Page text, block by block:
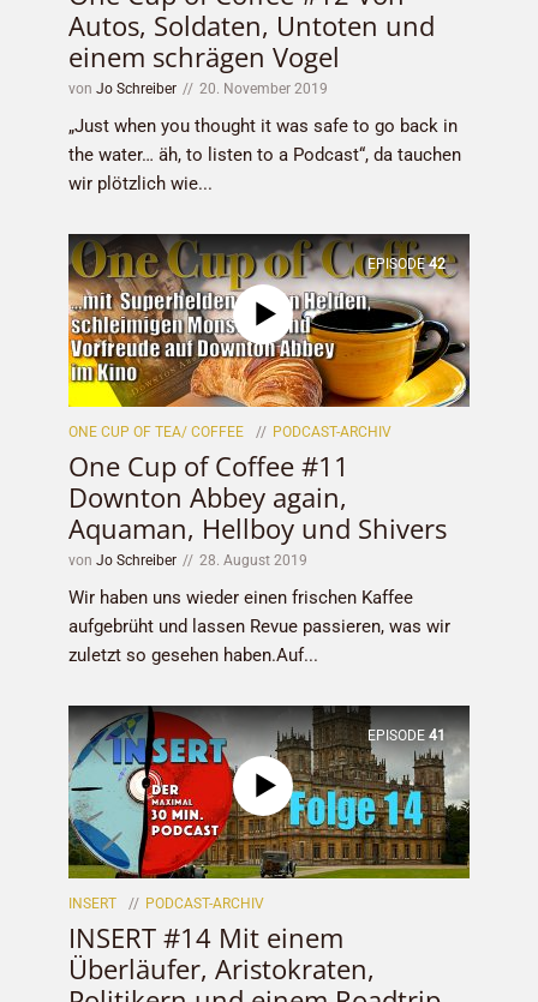
Autos, Soldaten, Untoten und
einem schrägen Vogel
von Jo Schreiber 20. November 2019
„Just when you thought it was safe to go back in
the water… äh, to listen to a Podcast“, da tauchen
wir plötzlich wie...
EPISODE 42
ONE CUP OF TEA/ COFFEE PODCAST-ARCHIV
One Cup of Coffee #11
Downton Abbey again,
Aquaman, Hellboy und Shivers
von Jo Schreiber 28. August 2019
Wir haben uns wieder einen frischen Kaffee
aufgebrüht und lassen Revue passieren, was wir
zuletzt so gesehen haben.Auf...
EPISODE 41
INSERT PODCAST-ARCHIV
INSERT #14 Mit einem
Überläufer, Aristokraten,